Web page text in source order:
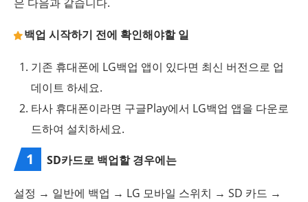
백업 시작하기 전에 확인해야할 일
기존 휴대폰에 LG백업 앱이 있다면 최신 버전으로 업
데이트 하세요.
타사 휴대폰이라면 구글Play에서 LG백업 앱을 다운로
드하여 설치하세요.
1 SD카드로 백업할 경우에는
설정 → 일반에 백업 → LG 모바일 스위치 → SD 카드 →